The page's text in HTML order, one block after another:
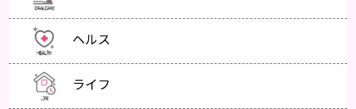
ヘルス
ライフ